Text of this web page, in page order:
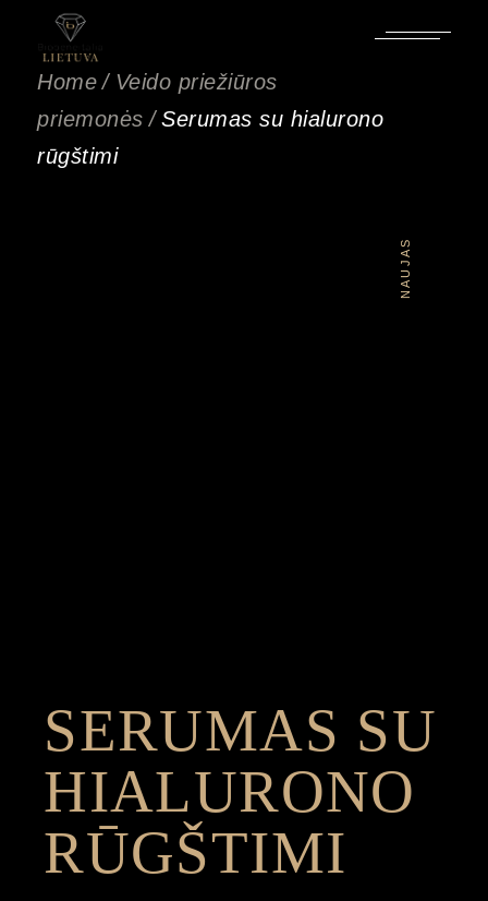
turinio
Home
Veido priežiūros
priemonės
Serumas su hialurono
rūgštimi
NAUJAS
SERUMAS SU
HIALURONO
RŪGŠTIMI